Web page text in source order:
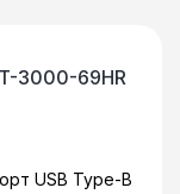
3000-69HR
USB Type-B